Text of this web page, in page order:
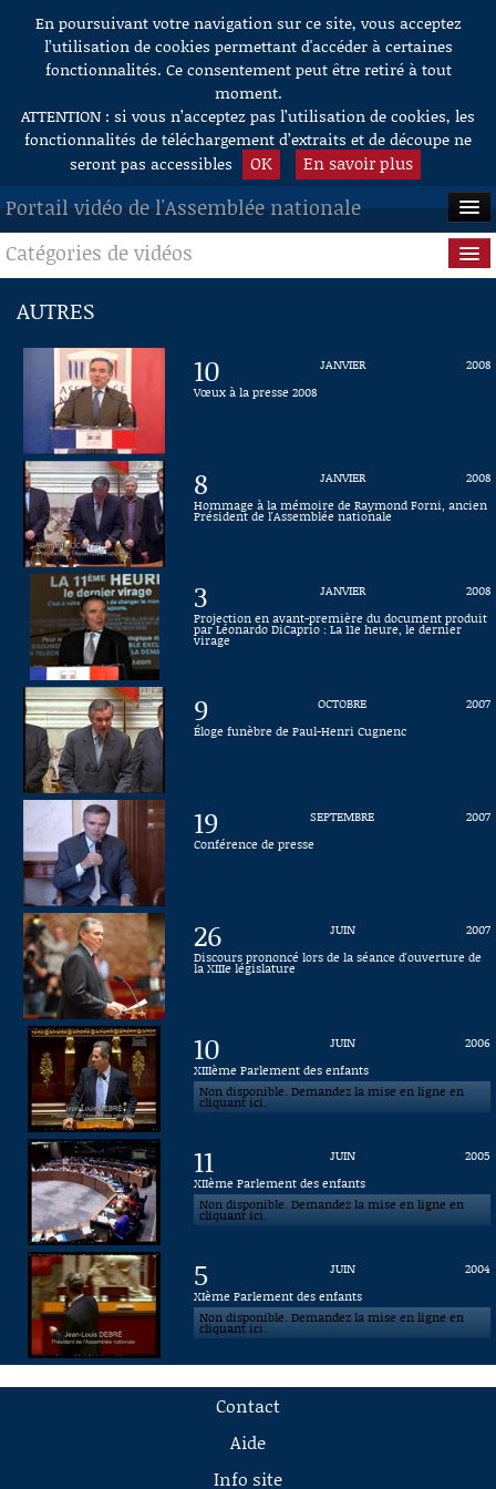
Aller au contenu
En poursuivant votre navigation sur ce site, vous acceptez
l’utilisation de cookies permettant d'accéder à certaines
fonctionnalités. Ce consentement peut être retiré à tout
moment.
ATTENTION : si vous n’acceptez pas l’utilisation de cookies, les
fonctionnalités de téléchargement d’extraits et de découpe ne
seront pas accessibles
OK En savoir plus
Portail vidéo de l'Assemblée nationale
ACCUEIL
EN DIRECT
À LA DEMANDE
RECHERCHE
AIDE À LA DÉCOUPE
DE VIDÉOS
Catégories de vidéos
Questions au Gouvernement
Commissions
Évènements
Connaissance, Histoire
AUTRES
10 JANVIER
2008
Vœux à la presse 2008
8 JANVIER
2008
Hommage à la mémoire de Raymond Forni, ancien
Président de l'Assemblée nationale
3 JANVIER
2008
Projection en avant-première du document produit
par Léonardo DiCaprio : La 11e heure, le dernier
virage
9 OCTOBRE
2007
Éloge funèbre de Paul-Henri Cugnenc
19 SEPTEMBRE
2007
Conférence de presse
26 JUIN
2007
Discours prononcé lors de la séance d'ouverture de
la XIIIe législature
10 JUIN
2006
XIIIème Parlement des enfants
Non disponible. Demandez la mise en ligne en
cliquant ici.
11 JUIN
2005
XIIème Parlement des enfants
Non disponible. Demandez la mise en ligne en
cliquant ici.
5 JUIN
2004
XIème Parlement des enfants
Non disponible. Demandez la mise en ligne en
cliquant ici.
Contact
Aide
Info site